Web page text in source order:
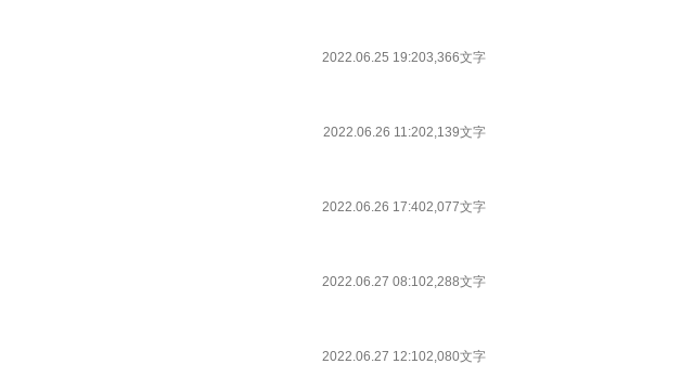
2022.06.25 19:203,366文字
2022.06.26 11:202,139文字
2022.06.26 17:402,077文字
2022.06.27 08:102,288文字
2022.06.27 12:102,080文字